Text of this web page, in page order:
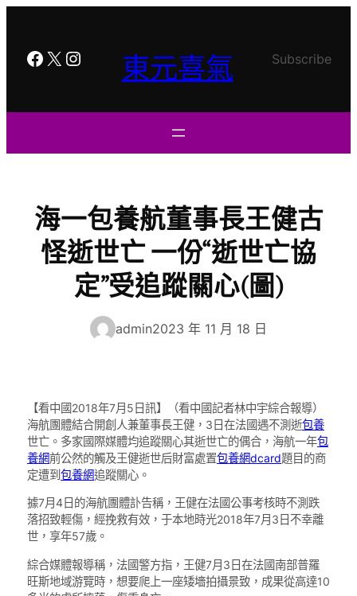
容
Facebook
X Instagram東元喜氣 Subscribe
海一包養航董事長王健古
怪逝世亡 一份“逝世亡協
定”受追蹤關心(圖)
admin2023 年 11 月 18 日
【看中國2018年7月5日訊】（看中國記者林中宇綜合報導）
海航團體結合開創人兼董事長王健，3日在法國遇不測逝包養
世亡。多家國際媒體均追蹤關心其逝世亡的偶合，海航一年包
養網前公然的觸及王健逝世后財富處置包養網dcard題目的商
定遭到包養網追蹤關心。
據7月4日的海航團體訃告稱，王健在法國公事考核時不測跌
落招致輕傷，經挽救有效，于本地時光2018年7月3日不幸離
世，享年57歲。
綜合媒體報導稱，法國警方指，王健7月3日在法國南部普羅
旺斯地域游覽時，想要爬上一座矮墻拍攝景致，成果從高達10